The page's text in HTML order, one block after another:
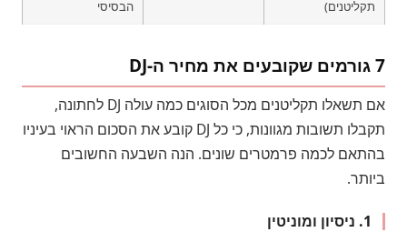
תקליטנים)
הבסיסי
7 גורמים שקובעים את מחיר ה-DJ
אם תשאלו תקליטנים מכל הסוגים כמה עולה DJ לחתונה,
תקבלו תשובות מגוונות, כי כל DJ קובע את הסכום הראוי בעיניו
בהתאם לכמה פרמטרים שונים. הנה השבעה החשובים
ביותר.
1. ניסיון ומוניטין